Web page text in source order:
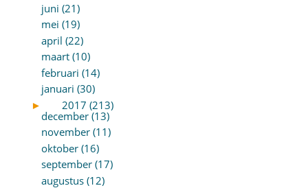
juni (21)
mei (19)
april (22)
maart (10)
februari (14)
januari (30)
►
2017 (213)
december (13)
november (11)
oktober (16)
september (17)
augustus (12)